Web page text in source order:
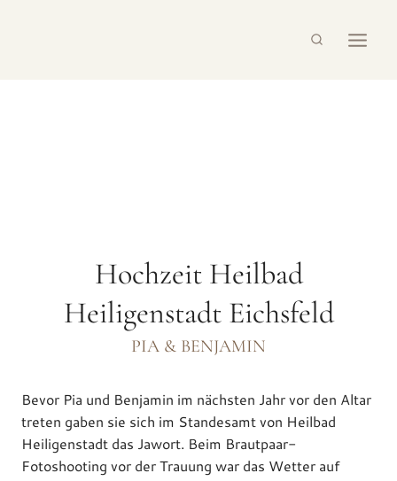
Hochzeit Heilbad
Heiligenstadt Eichsfeld
PIA & BENJAMIN
Bevor Pia und Benjamin im nächsten Jahr vor den Altar
treten gaben sie sich im Standesamt von Heilbad
Heiligenstadt das Jawort. Beim Brautpaar-
Fotoshooting vor der Trauung war das Wetter auf